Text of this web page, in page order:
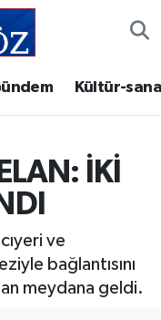
Kültür-
İKİ
ve
bağlantısını
meydana geldi.